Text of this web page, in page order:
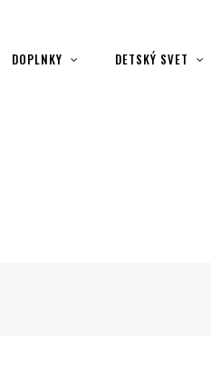
DOPLNKY DETSKÝ SVET